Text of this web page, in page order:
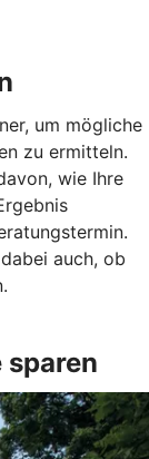
um mögliche
zu ermitteln.
wie Ihre
auch, ob
sparen